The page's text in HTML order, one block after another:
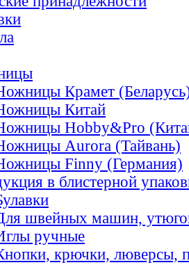
Крамет
Китай
Hobby&Pro
Aurora (Тайвань)
Finny (Германия)
в блистерной
швейных машин,
ручные
крючки, люверсы,